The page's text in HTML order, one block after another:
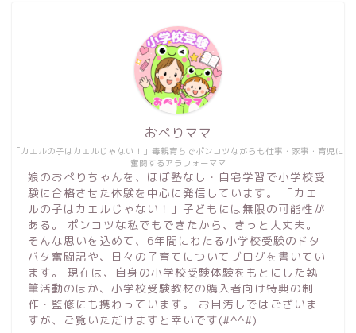
「カエルの子はカエルじゃない！」毒親育ちでポンコツながらも仕事・家事・育児に
奮闘するアラフォーママ
おぺりママ
娘のおぺりちゃんを、ほぼ塾なし・自宅学習で小学校受
験に合格させた体験を中心に発信しています。 「カエ
ルの子はカエルじゃない！」子どもには無限の可能性が
ある。 ポンコツな私でもできたから、きっと大丈夫。
そんな思いを込めて、6年間にわたる小学校受験のドタ
バタ奮闘記や、日々の子育てについてブログを書いてい
ます。 現在は、自身の小学校受験体験をもとにした執
筆活動のほか、小学校受験教材の購入者向け特典の制
作・監修にも携わっています。 お目汚しではございま
すが、ご覧いただけますと幸いです(#^^#)